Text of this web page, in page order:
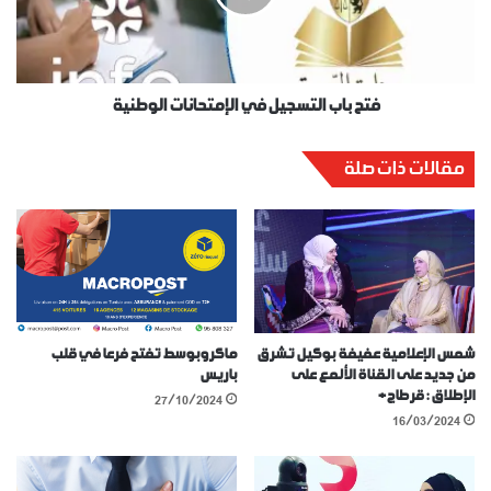
فتح باب التسجيل في الإمتحانات الوطنية
مقالات ذات صلة
شمس الإعلامية عفيفة بوكيل تشرق
من جديد على القناة الألمع على
الإطلاق : قرطاج+
16/03/2024
ماكروبوسط تفتح فرعا في قلب
باريس
27/10/2024